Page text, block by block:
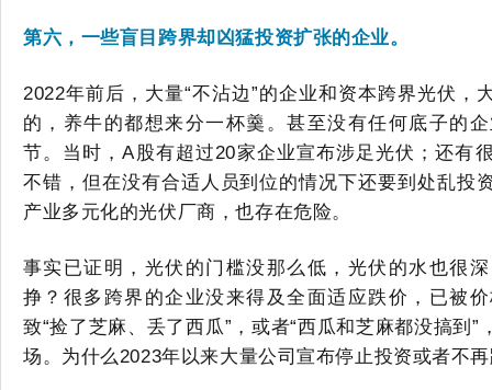
第六，一些盲目跨界却凶猛投资扩张的企业。
2022年前后，大量“不沾边”的企业和资本跨界光伏，
的，养牛的都想来分一杯羹。甚至没有任何底子的
节。 当时，A股有超过20家企业宣布涉足光伏； 还有
不错，但在没有合适人员到位的情况下还要到处乱投
产业多元化的光伏厂商，也存在危险。
事实已证明，光伏的门槛没那么低，光伏的水也很
挣？ 很多跨界的企业没来得及全面适应跌价，已被
致“捡了芝麻、丢了西瓜”，或者“西瓜和芝麻都没搞到
场。为什么2023年以来大量公司宣布停止投资或者不